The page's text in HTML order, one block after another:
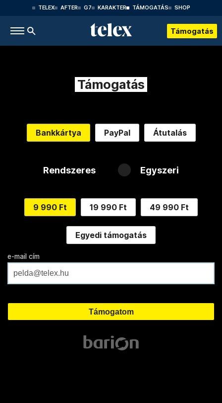
TELEX AFTER G7 KARAKTER TÁMOGATÁS SHOP
Támogatás
Támogatás
Bankkártya PayPal Átutalás
Rendszeres Egyszeri
9 990 Ft 19 990 Ft 49 990 Ft
Egyedi támogatás
e-mail cím